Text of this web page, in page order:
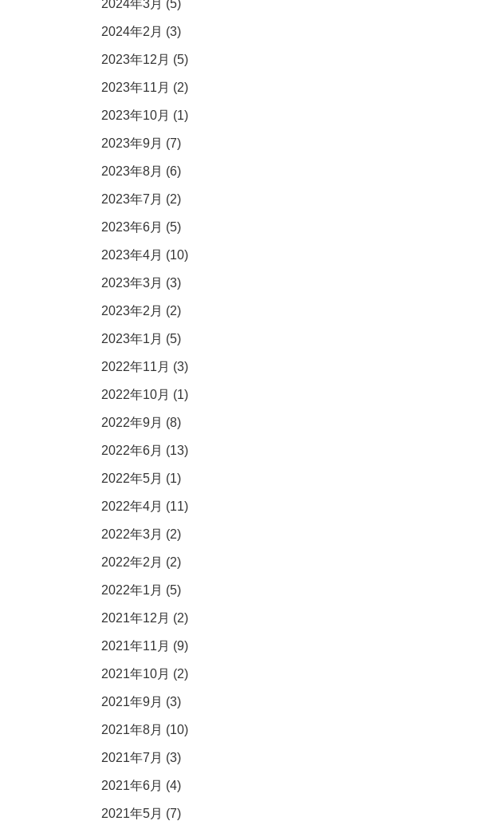
2024年3月 (5)
2024年2月 (3)
2023年12月 (5)
2023年11月 (2)
2023年10月 (1)
2023年9月 (7)
2023年8月 (6)
2023年7月 (2)
2023年6月 (5)
2023年4月 (10)
2023年3月 (3)
2023年2月 (2)
2023年1月 (5)
2022年11月 (3)
2022年10月 (1)
2022年9月 (8)
2022年6月 (13)
2022年5月 (1)
2022年4月 (11)
2022年3月 (2)
2022年2月 (2)
2022年1月 (5)
2021年12月 (2)
2021年11月 (9)
2021年10月 (2)
2021年9月 (3)
2021年8月 (10)
2021年7月 (3)
2021年6月 (4)
2021年5月 (7)